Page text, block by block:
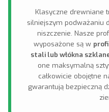
Klasyczne drewniane
silniejszym podważaniu
niszczenie. Nasze
wyposażone są w
stali lub włókna
one maksymalną
całkowicie obojętne
gwarantują bezpieczną